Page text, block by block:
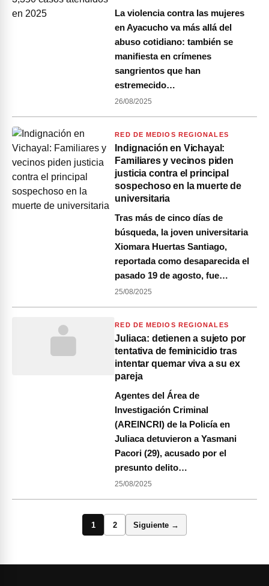
La violencia contra las mujeres
en Ayacucho va más allá del
abuso cotidiano: también se
manifiesta en crímenes
sangrientos que han
estremecido…
26/08/2025
RED DE MEDIOS REGIONALES
Indignación en Vichayal:
Familiares y vecinos piden
justicia contra el principal
sospechoso en la muerte de
universitaria
Tras más de cinco días de
búsqueda, la joven universitaria
Xiomara Huertas Santiago,
reportada como desaparecida el
pasado 19 de agosto, fue…
25/08/2025
RED DE MEDIOS REGIONALES
Juliaca: detienen a sujeto por
tentativa de feminicidio tras
intentar quemar viva a su ex
pareja
Agentes del Área de
Investigación Criminal
(AREINCRI) de la Policía en
Juliaca detuvieron a Yasmani
Pacori (29), acusado por el
presunto delito…
25/08/2025
1 2 Siguiente →